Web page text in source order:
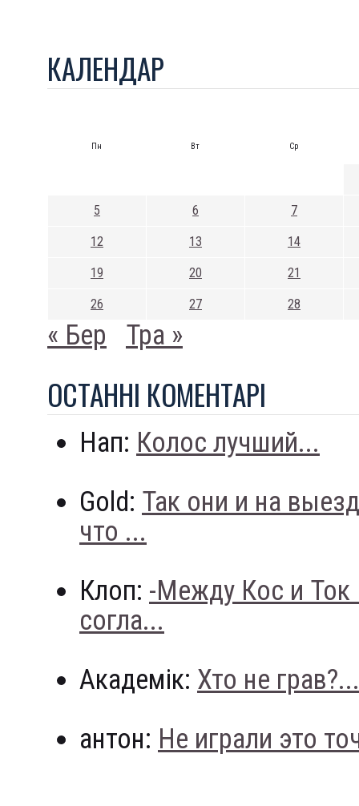
КАЛЕНДАР
Пн Вт Ср
5 6 7
12 13 14
19 20 21
26 27 28
« Бер Тра »
ОСТАННI КОМЕНТАРI
Нап: Колос лучший...
Gold: Так они и на
что ...
Клоп: -Между Кос и
согла...
Академік: Хто не грав?...
антон: Не играли это